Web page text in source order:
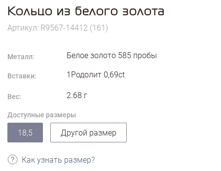
Кольцо из белого золота
Артикул: R9567-14412 (161)
Металл: Белое золото 585 пробы
Вставки: 1Родолит 0,69ct
Вес: 2.68 г
Доступные размеры
18,5 Другой размер
Как узнать размер?